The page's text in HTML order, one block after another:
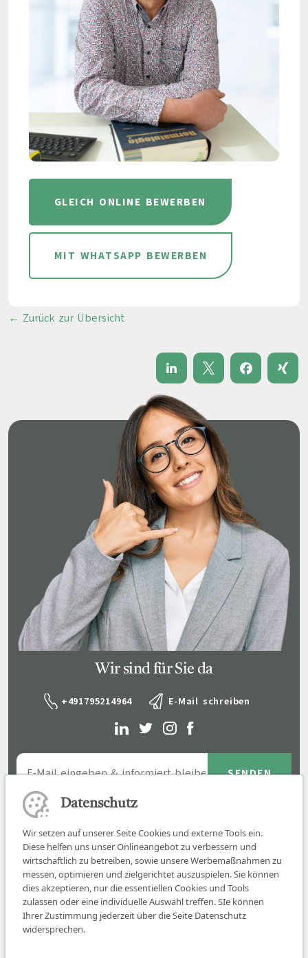
GLEICH ONLINE BEWERBEN
MIT WHATSAPP BEWERBEN
← Zurück zur Übersicht
Wir sind für Sie da
+491795214964 E-Mail schreiben
Job finden
Datenschutz
Wir setzen auf unserer Seite Cookies und externe Tools ein.
Diese helfen uns unser Onlineangebot zu verbessern und
wirtschaftlich zu betreiben, sowie unsere Werbemaßnahmen zu
messen, optimieren und zielgerichtet auszuspielen. Sie können
dies akzeptieren, nur die essentiellen Cookies und Tools
zulassen oder eine individuelle Auswahl treffen. SIe können
Ihrer Zustimmung jederzeit über die Seite Datenschutz
widersprechen.